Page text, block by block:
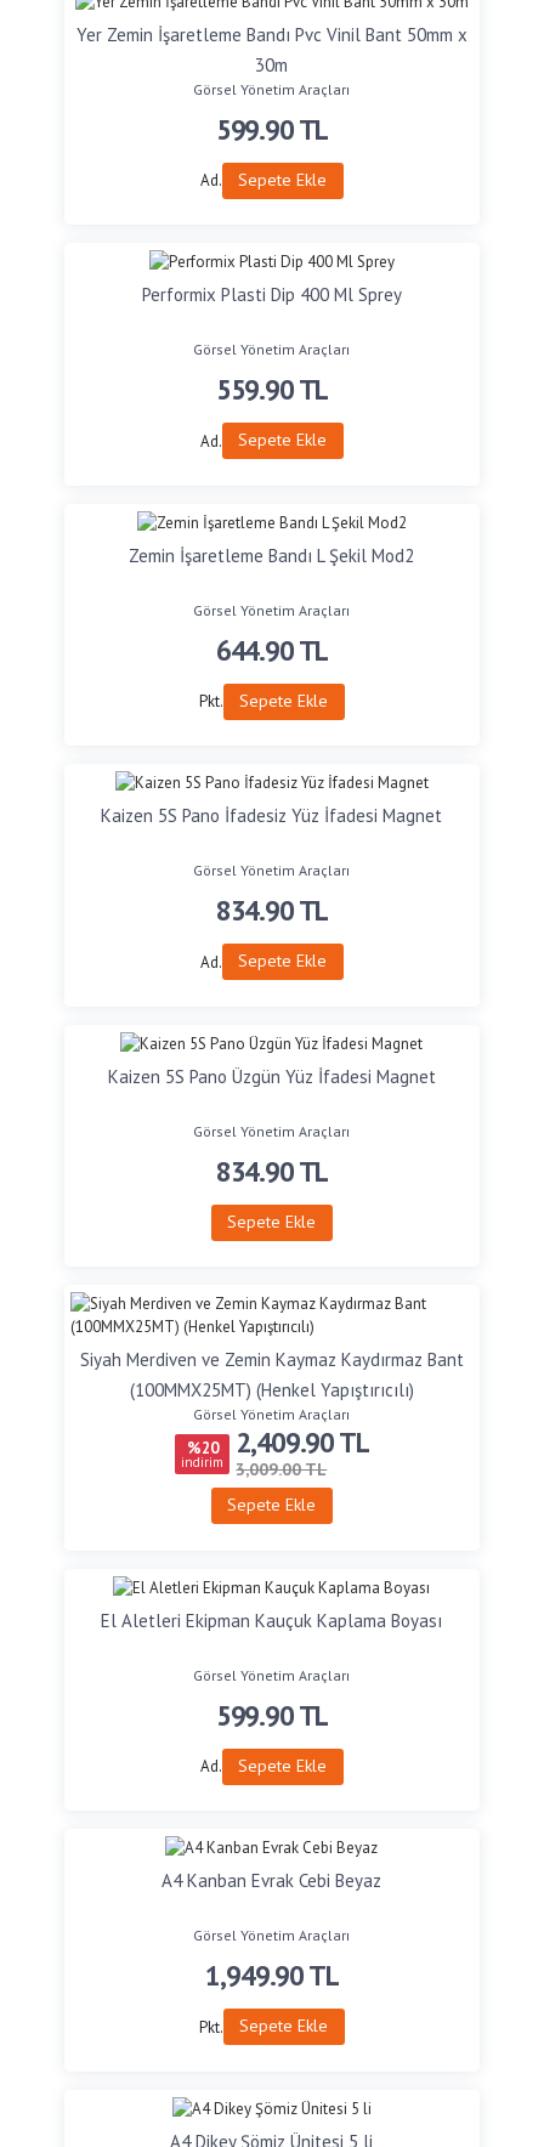
Yer Zemin İşaretleme Bandı Pvc Vinil Bant 50mm x
30m
Görsel Yönetim Araçları
599.90TL
Ad. Sepete Ekle
Performix Plasti Dip 400 Ml Sprey
Görsel Yönetim Araçları
559.90TL
Ad. Sepete Ekle
Zemin İşaretleme Bandı L Şekil Mod2
Görsel Yönetim Araçları
644.90TL
Pkt. Sepete Ekle
Kaizen 5S Pano İfadesiz Yüz İfadesi Magnet
Görsel Yönetim Araçları
834.90TL
Ad. Sepete Ekle
Kaizen 5S Pano Üzgün Yüz İfadesi Magnet
Görsel Yönetim Araçları
834.90TL
Sepete Ekle
Siyah Merdiven ve Zemin Kaymaz Kaydırmaz Bant
(100MMX25MT) (Henkel Yapıştırıcılı)
Görsel Yönetim Araçları
%20
indirim
2,409.90TL
3,009.00 TL
Sepete Ekle
El Aletleri Ekipman Kauçuk Kaplama Boyası
Görsel Yönetim Araçları
599.90TL
Ad. Sepete Ekle
A4 Kanban Evrak Cebi Beyaz
Görsel Yönetim Araçları
1,949.90TL
Pkt. Sepete Ekle
A4 Dikey Şömiz Ünitesi 5 li